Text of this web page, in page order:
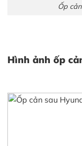
Ốp
Hình ảnh ốp